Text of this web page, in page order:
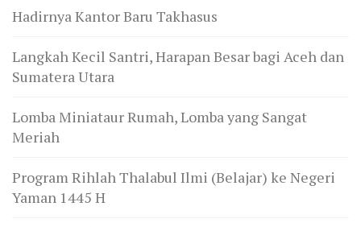
Hadirnya Kantor Baru Takhasus
Langkah Kecil Santri, Harapan Besar bagi Aceh dan
Sumatera Utara
Lomba Miniataur Rumah, Lomba yang Sangat
Meriah
Program Rihlah Thalabul Ilmi (Belajar) ke Negeri
Yaman 1445 H